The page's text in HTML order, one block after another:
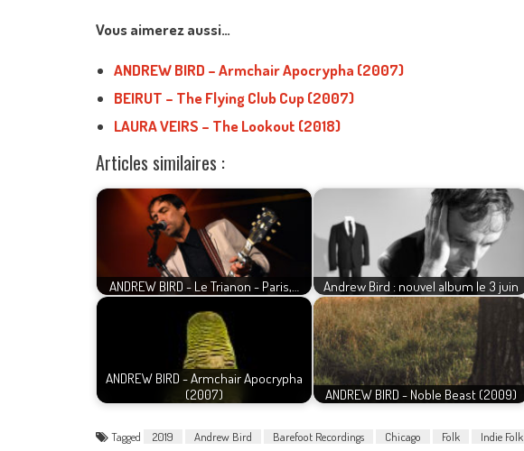
Vous aimerez aussi…
ANDREW BIRD – Armchair Apocrypha (2007)
BEIRUT – The Flying Club Cup (2007)
LAURA VEIRS – The Lookout (2018)
Articles similaires :
ANDREW BIRD - Le Trianon - Paris,… Andrew Bird : nouvel album le 3 juin
ANDREW BIRD - Armchair Apocrypha
(2007)
ANDREW BIRD - Noble Beast (2009)
Tagged 2019 Andrew Bird Barefoot Recordings Chicago Folk Indie Folk